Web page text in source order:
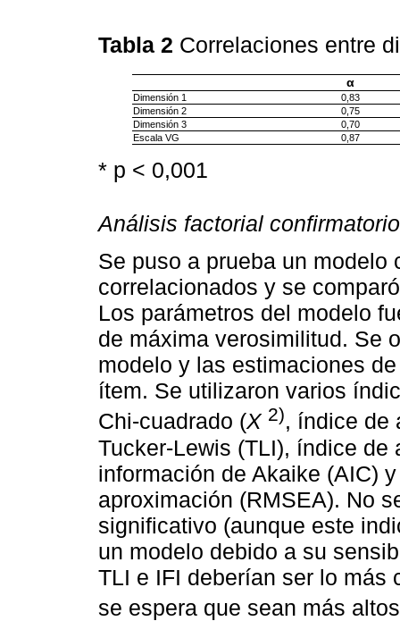
Tabla 2 Correlaciones entre
α
Dimensión 1
0,83
Dimensión 2
0,75
Dimensión 3
0,70
Escala VG
0,87
* p < 0,001
Análisis factorial confirmatorio
Se puso a prueba un modelo
correlacionados y se
Los parámetros del modelo
de máxima verosimilitud. Se
modelo y las estimaciones
ítem. Se utilizaron varios
Chi-cuadrado (X 2), índice de
Tucker-Lewis (TLI), índice de
información de Akaike (AIC)
aproximación (RMSEA). No
significativo (aunque este
un modelo debido a su
TLI e IFI deberían ser lo más
se espera que sean más